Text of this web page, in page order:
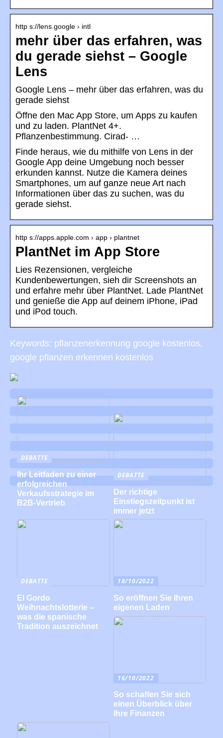
http s://lens.google › intl
mehr über das erfahren, was
du gerade siehst – Google
Lens
Google Lens – mehr über das erfahren, was du
gerade siehst
Öffne den Mac App Store, um Apps zu kaufen
und zu laden. PlantNet 4+.
Pflanzenbestimmung. Cirad- …
Finde heraus, wie du mithilfe von Lens in der
Google App deine Umgebung noch besser
erkunden kannst. Nutze die Kamera deines
Smartphones, um auf ganze neue Art nach
Informationen über das zu suchen, was du
gerade siehst.
http s://apps.apple.com › app › plantnet
PlantNet im App Store
Lies Rezensionen, vergleiche
Kundenbewertungen, sieh dir Screenshots an
und erfahre mehr über PlantNet. Lade PlantNet
und genieße die App auf deinem iPhone, iPad
und iPod touch.
Keywords: pflanzenerkennung google kostenlos,
google pflanzen erkennen kostenlos
DEBATTE
Ihr Leitfaden zu einer
erfolgreichen
Verkaufsstrategie im
B2B-Vertrieb
DEBATTE
Der richtige
Einstiegszeitpunkt ist
immer jetzt
DEBATTE
El Gordo
Weihnachtslotterie –
was die spanische
Tradition auszeichnet
18/10/2022
So eröffnen Sie Ihren
eigenen Laden
16/10/2022
So schaffen Sie sich
einen Überblick über
Ihre Finanzen